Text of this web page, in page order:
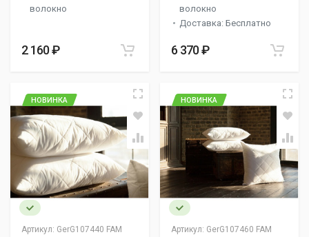
волокно
2 160 ₽
волокно
Доставка: Бесплатно
6 370 ₽
Артикул: GerG107440 FAM
НОВИНКА
Артикул: GerG107460 FAM
НОВИНКА